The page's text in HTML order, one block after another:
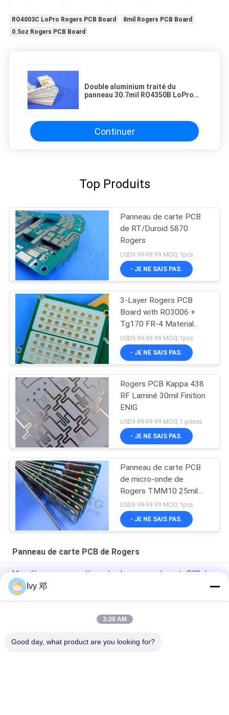
RO4003C LoPro Rogers PCB Board
8mil Rogers PCB Board
0.5oz Rogers PCB Board
Double aluminium traité du
panneau 30.7mil RO4350B LoPro
Continuer
Top Produits
Panneau de carte PCB
de RT/Duroid 5870
Rogers
USD9.99-99.99 MOQ:1pcs
- JE NE SAIS PAS.
3-Layer Rogers PCB
Board with RO3006 +
Tg170 FR-4 Material
0.86mm Thickness and
98mm x 30mm Size
USD9.99-99.99 MOQ:1pcs
- JE NE SAIS PAS.
Rogers PCB Kappa 438
RF Laminé 30mil Finition
ENIG
USD9.99-99.99 MOQ:1 pièces
- JE NE SAIS PAS.
Panneau de carte PCB
de micro-onde de
Rogers TMM10 25mil
0.635mm pour les
polariseurs diélectriques
USD9.99-99.99 MOQ:1pcs
- JE NE SAIS PAS.
Panneau de carte PCB de Rogers
Microfibre en verre multicouche de panneau de carte PCB de
Rogers UL Rogers de Rogers 5870 a renforcé PTFE
NT1duroïde 5880 PCB à haute fréquence à 2 couches
RF PCB 2 couches 20mil RO4835 substrat noir sérigraphie or
Ivy 邓
3:20 AM
Good day, what product are you looking for?